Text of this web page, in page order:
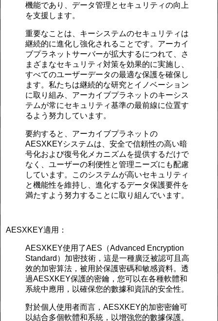
機能であり、データ管理とセキュリティの向上
を支援します。
重要なことは、キーシステムのセキュリティは
継続的に進化し強化されることです。アーカイ
ブプラネットサーバーが拡大するにつれて、さ
まざまなセキュリティ対策を効果的に実施し、
すべてのユーザーデータの最適な保護を確保し
ます。私たちは継続的な研究とイノベーション
に取り組み、アーカイブプラネットのキーシス
テムが常にセキュリティ基準の最前線に位置す
るよう努力しています。
要約すると、アーカイブプラネットの
AESXKEYシステムは、安全で信頼性の高い暗
号化および復号化メカニズムを提供するだけで
なく、ユーザーの利便性と管理ニーズにも配慮
しています。このシステムが高いセキュリティ
と機能性を維持し、進化するデータ保護要件を
満たすよう努力することに取り組んでいます。
AESXKEY適用：
AESXKEY使用了AES（Advanced Encryption
Standard）加密技術，這是一種廣泛被認可且高
效的加密算法，被用於保護密碼和敏感資料。透
過AESXKEY保護的密鑰，您可以在各種軟體和
系統中應用，以確保您的數據和資訊的安全性。
對於個人使用者而言，AESXKEY的加密密鑰可
以結合多個軟體和系統，以增強您的數據保護。